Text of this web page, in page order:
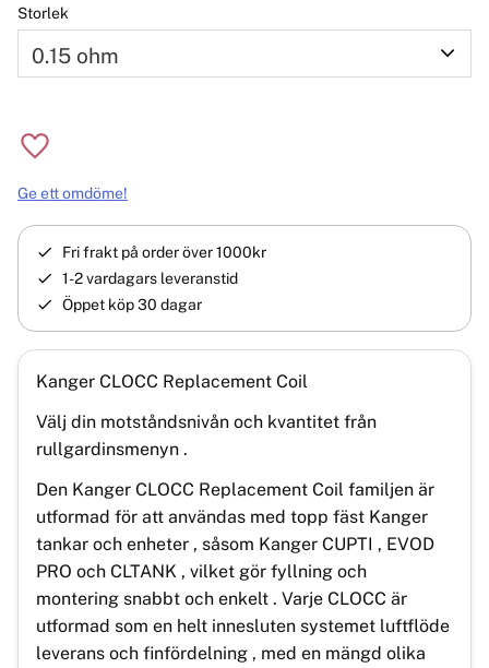
Storlek
Lägg till i favoriter
Ge ett omdöme!
Fri frakt på order över 1000kr
1-2 vardagars leveranstid
Öppet köp 30 dagar
Kanger CLOCC Replacement Coil
Välj din motståndsnivån och kvantitet från
rullgardinsmenyn .
Den Kanger CLOCC Replacement Coil familjen är
utformad för att användas med topp fäst Kanger
tankar och enheter , såsom Kanger CUPTI , EVOD
PRO och CLTANK , vilket gör fyllning och
montering snabbt och enkelt . Varje CLOCC är
utformad som en helt innesluten systemet luftflöde
leverans och finfördelning , med en mängd olika